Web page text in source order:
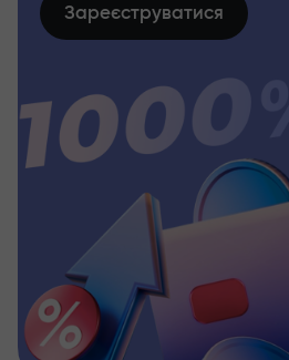
Зареєструватися